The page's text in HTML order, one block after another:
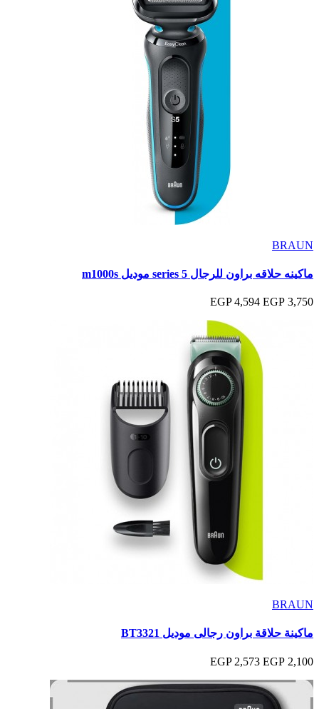
BRAUN
ماكينه حلاقه براون للرجال series 5 موديل m1000s
3,750 EGP
4,594 EGP
BRAUN
ماكينة حلاقة براون رجالى موديل BT3321
2,100 EGP
2,573 EGP